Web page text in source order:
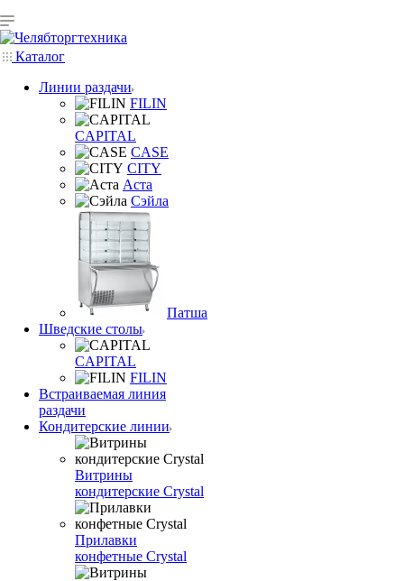
Каталог
Линии раздачи
FILIN
CAPITAL
CASE
CITY
Аста
Сэйла
Патша
Шведские столы
CAPITAL
FILIN
Встраиваемая линия
раздачи
Кондитерские линии
Витрины
кондитерские Crystal
Прилавки
конфетные Crystal